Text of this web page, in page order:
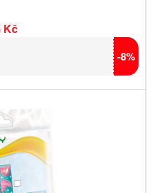
Kč
-8%